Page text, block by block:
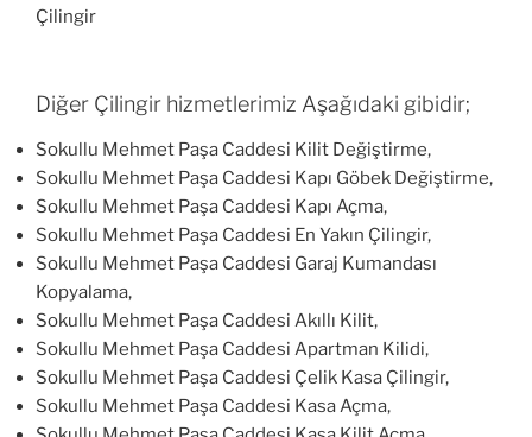
Çilingir
Diğer Çilingir hizmetlerimiz Aşağıdaki gibidir;
Sokullu Mehmet Paşa Caddesi Kilit Değiştirme,
Sokullu Mehmet Paşa Caddesi Kapı Göbek Değiştirme,
Sokullu Mehmet Paşa Caddesi Kapı Açma,
Sokullu Mehmet Paşa Caddesi En Yakın Çilingir,
Sokullu Mehmet Paşa Caddesi Garaj Kumandası
Kopyalama,
Sokullu Mehmet Paşa Caddesi Akıllı Kilit,
Sokullu Mehmet Paşa Caddesi Apartman Kilidi,
Sokullu Mehmet Paşa Caddesi Çelik Kasa Çilingir,
Sokullu Mehmet Paşa Caddesi Kasa Açma,